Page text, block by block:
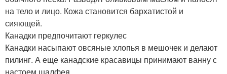
на тело и лицо. Кожа становится бархатистой и
сияющей.
Канадки предпочитают геркулес
Канадки насыпают овсяные хлопья в мешочек и делают
пилинг. А еще канадские красавицы принимают ванну с
настоем шалфея.